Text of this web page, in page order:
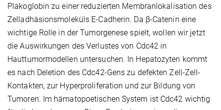
Plakoglobin zu einer reduzierten Membranlokalisation des
Zelladhäsionsmoleküls E-Cadherin. Da β-Catenin eine
wichtige Rolle in der Tumorgenese spielt, wollen wir jetzt
die Auswirkungen des Verlustes von Cdc42 in
Hauttumormodellen untersuchen. In Hepatozyten kommt
es nach Deletion des Cdc42-Gens zu defekten Zell-Zell-
Kontakten, zur Hyperproliferation und zur Bildung von
Tumoren. Im hämatopoetischen System ist Cdc42 wichtig